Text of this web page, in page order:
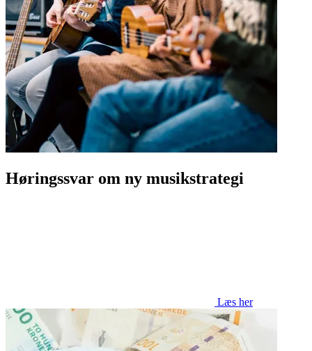
Høringssvar om ny musikstrategi
Læs her